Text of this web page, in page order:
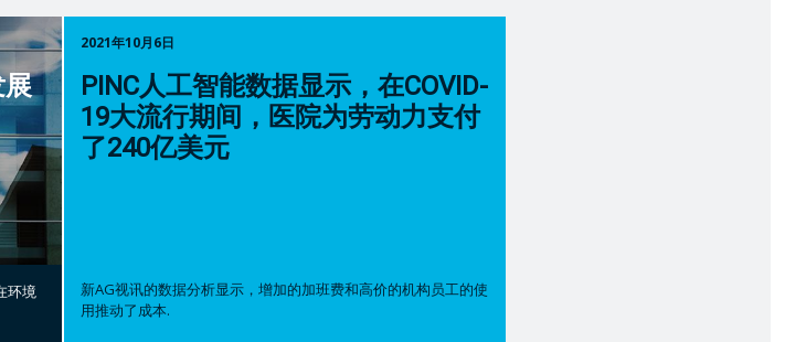
展
环境
2021年10月6日
PINC人工智能数据显示，在COVID-
19大流行期间，医院为劳动力支付
了240亿美元
新AG视讯的数据分析显示，增加的加班费和高价的机构员工的使
用推动了成本.